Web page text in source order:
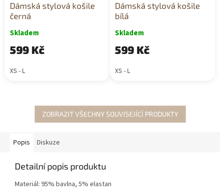
Dámská stylová košile
černá
Skladem
599 Kč
XS - L
Dámská stylová košile
bílá
Skladem
599 Kč
XS - L
ZOBRAZIT VŠECHNY SOUVISEJÍCÍ PRODUKTY
Popis Diskuze
Detailní popis produktu
Materiál: 95% bavlna, 5% elastan